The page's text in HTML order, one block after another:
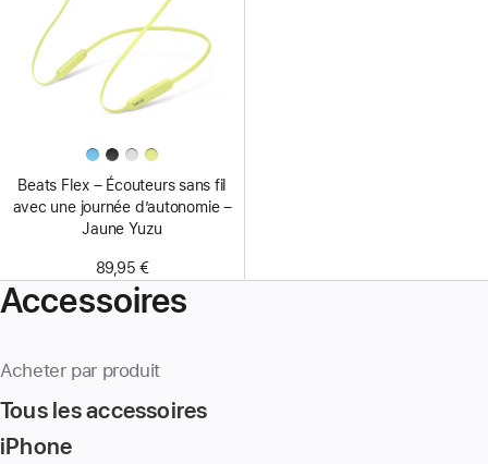
Beats Flex – Écouteurs sans fil
avec une journée d’autonomie –
Jaune Yuzu
89,95 €
Accessoires
Acheter par produit
Tous les accessoires
iPhone